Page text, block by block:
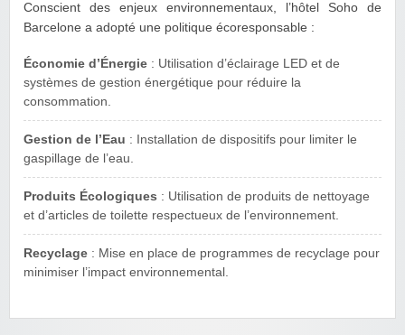
Conscient des enjeux environnementaux, l’hôtel Soho de
Barcelone a adopté une politique écoresponsable :
Économie d’Énergie : Utilisation d’éclairage LED et de
systèmes de gestion énergétique pour réduire la
consommation.
Gestion de l’Eau : Installation de dispositifs pour limiter le
gaspillage de l’eau.
Produits Écologiques : Utilisation de produits de nettoyage
et d’articles de toilette respectueux de l’environnement.
Recyclage : Mise en place de programmes de recyclage pour
minimiser l’impact environnemental.